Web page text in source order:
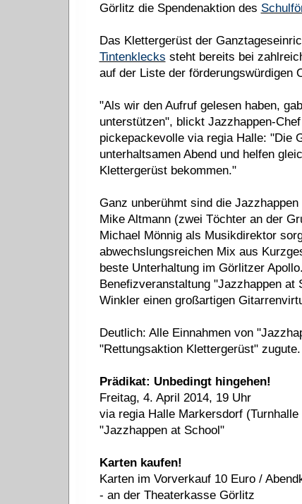
Görlitz die Spendenaktion des
Das Klettergerüst der
Tintenklecks steht bereits bei
auf der Liste der förderungswürdigen
"Als wir den Aufruf gelesen haben,
unterstützen", blickt Jazzhappen-
pickepackevolle via regia Halle: "Die
unterhaltsamen Abend und helfen
Klettergerüst bekommen."
Ganz unberühmt sind die
Mike Altmann (zwei Töchter an der
Michael Mönnig als Musikdirektor
abwechslungsreichen Mix aus
beste Unterhaltung im Görlitzer
Benefizveranstaltung "Jazzhappen
Winkler einen großartigen
Deutlich: Alle Einnahmen von
"Rettungsaktion Klettergerüst" zugute.
Prädikat: Unbedingt hingehen!
Freitag, 4. April 2014, 19 Uhr
via regia Halle Markersdorf
"Jazzhappen at School"
Karten kaufen!
Karten im Vorverkauf 10 Euro /
- an der Theaterkasse Görlitz